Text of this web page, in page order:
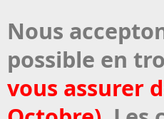
Nous
possible en
vous assurer